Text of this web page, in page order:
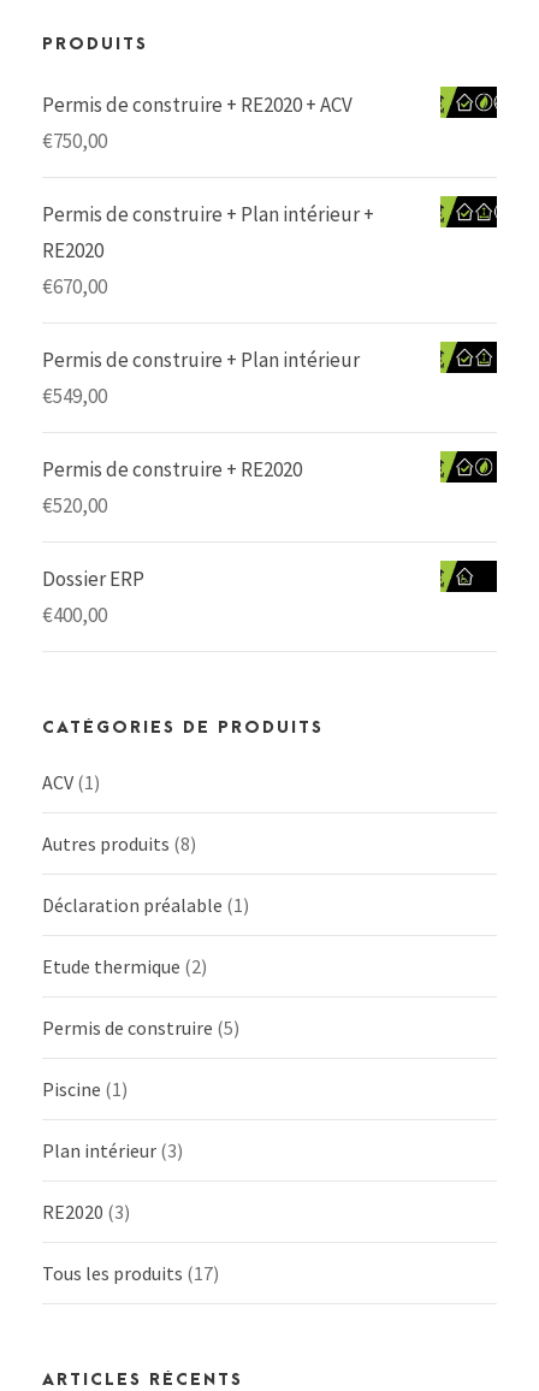
PRODUITS
Permis de construire + RE2020 + ACV
€750,00
Permis de construire + Plan intérieur +
RE2020
€670,00
Permis de construire + Plan intérieur
€549,00
Permis de construire + RE2020
€520,00
Dossier ERP
€400,00
CATÉGORIES DE PRODUITS
ACV (1)
Autres produits (8)
Déclaration préalable (1)
Etude thermique (2)
Permis de construire (5)
Piscine (1)
Plan intérieur (3)
RE2020 (3)
Tous les produits (17)
ARTICLES RÉCENTS